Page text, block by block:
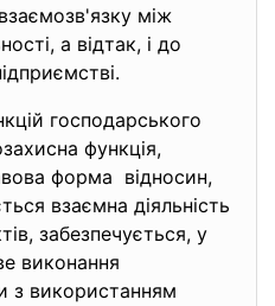
між
а відтак, і до
господарського
функція,
форма відносин,
взаємна діяльність
забезпечується, у
виконання
з використанням